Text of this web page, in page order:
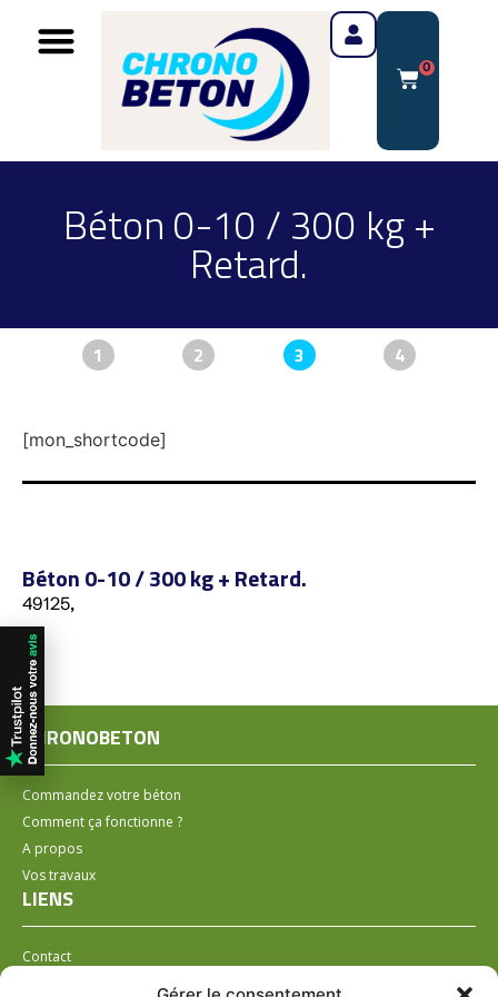
0
Béton 0-10 / 300 kg +
Retard.
1 2 3 4
[mon_shortcode]
Béton 0-10 / 300 kg + Retard.
49125,
CHRONOBETON
Commandez votre béton
Comment ça fonctionne ?
A propos
Vos travaux
LIENS
Contact